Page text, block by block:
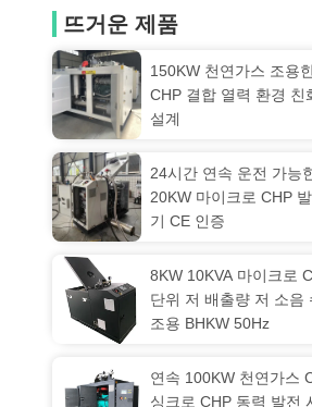
뜨거운 제품
150KW 천연가스 조용
CHP 결합 열력 환경 친
설계
24시간 연속 운전 가능
20KW 마이크로 CHP
기 CE 인증
8KW 10KVA 마이크로
단위 저 배출량 저 소음
조용 BHKW 50Hz
연속 100KW 천연가스
싱크로 CHP 동력 발전